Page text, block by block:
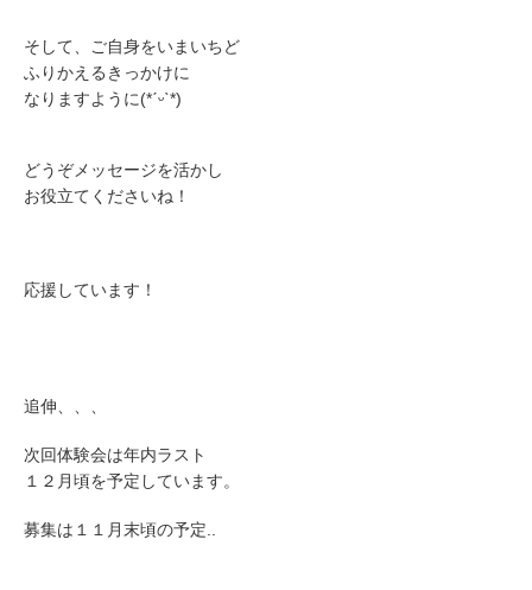
そして、ご自身をいまいちど
ふりかえるきっかけに
なりますように(*ˊᵕˋ*)
どうぞメッセージを活かし
お役立てくださいね！
応援しています！
追伸、、、
次回体験会は年内ラスト
１２月頃を予定しています。
募集は１１月末頃の予定..